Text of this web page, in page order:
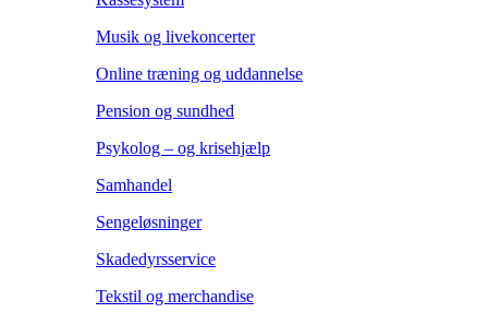
Musik og livekoncerter
Online træning og uddannelse
Pension og sundhed
Psykolog – og krisehjælp
Samhandel
Sengeløsninger
Skadedyrsservice
Tekstil og merchandise